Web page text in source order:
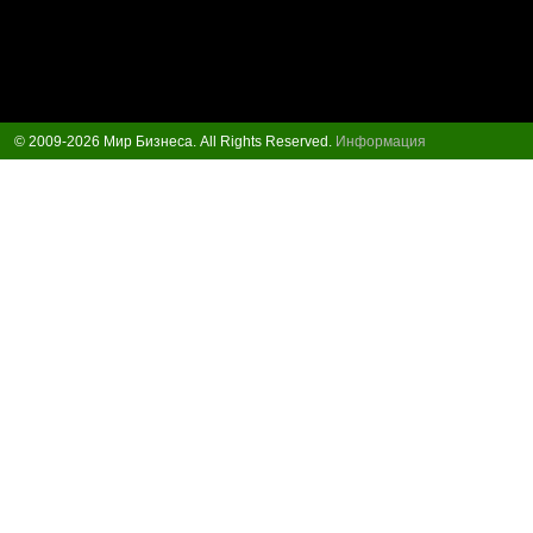
© 2009-2026 Мир Бизнеса. All Rights Reserved. Информация